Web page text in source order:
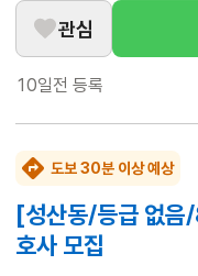
관심
10일전 등록
도보 30분 이상 예상
[성산동/등급 없
호사 모집